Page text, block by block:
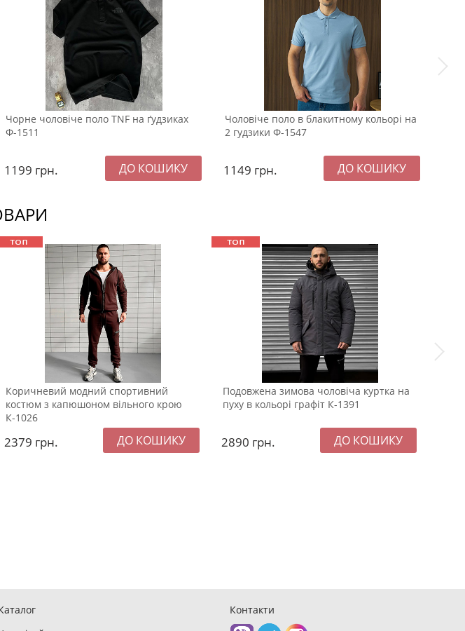
Чорне чоловіче поло TNF на ґудзиках
Ф-1511
1199 грн.
Чоловіче поло в блакитному кольорі на
2 гудзики Ф-1547
1149 грн.
Коричневий модний спортивний
костюм з капюшоном вільного крою
К-1026
2379 грн.
Подовжена зимова чоловіча куртка на
пуху в кольорі графіт К-1391
2890 грн.
Контакти